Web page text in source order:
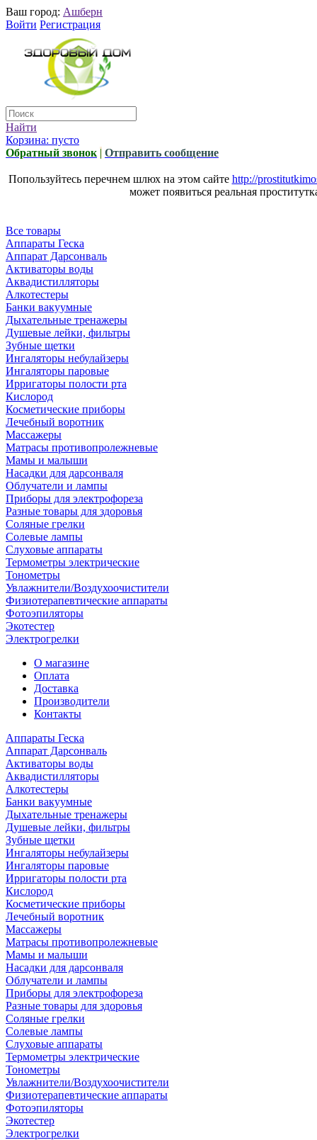
Ваш город: Ашберн
Войти Регистрация
Найти
Корзина: пусто
Обратный звонок | Отправить сообщение
Попользуйтесь перечнем шлюх на этом сайте http://
может появиться реальная
Все товары
Аппараты Геска
Аппарат Дарсонваль
Активаторы воды
Аквадистилляторы
Алкотестеры
Банки вакуумные
Дыхательные тренажеры
Душевые лейки, фильтры
Зубные щетки
Ингаляторы небулайзеры
Ингаляторы паровые
Ирригаторы полости рта
Кислород
Косметические приборы
Лечебный воротник
Массажеры
Матрасы противопролежневые
Мамы и малыши
Насадки для дарсонваля
Облучатели и лампы
Приборы для электрофореза
Разные товары для здоровья
Соляные грелки
Солевые лампы
Слуховые аппараты
Термометры электрические
Тонометры
Увлажнители/Воздухоочистители
Физиотерапевтические аппараты
Фотоэпиляторы
Экотестер
Электрогрелки
О магазине
Оплата
Доставка
Производители
Контакты
Аппараты Геска
Аппарат Дарсонваль
Активаторы воды
Аквадистилляторы
Алкотестеры
Банки вакуумные
Дыхательные тренажеры
Душевые лейки, фильтры
Зубные щетки
Ингаляторы небулайзеры
Ингаляторы паровые
Ирригаторы полости рта
Кислород
Косметические приборы
Лечебный воротник
Массажеры
Матрасы противопролежневые
Мамы и малыши
Насадки для дарсонваля
Облучатели и лампы
Приборы для электрофореза
Разные товары для здоровья
Соляные грелки
Солевые лампы
Слуховые аппараты
Термометры электрические
Тонометры
Увлажнители/Воздухоочистители
Физиотерапевтические аппараты
Фотоэпиляторы
Экотестер
Электрогрелки